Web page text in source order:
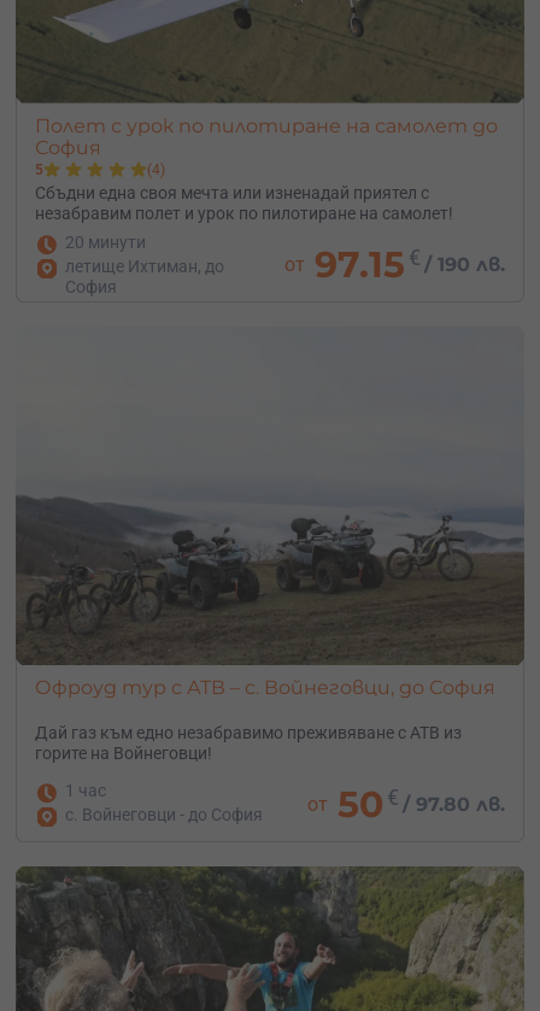
Полет с урок по пилотиране на самолет до
София
5 (4)
Сбъдни една своя мечта или изненадай приятел с
незабравим полет и урок по пилотиране на самолет!
20 минути
летище Ихтиман, до
София
от 97.15 € /190 лв.
Офроуд тур с АТВ – с. Войнеговци, до София
Дай газ към едно незабравимо преживяване с АТВ из
горите на Войнеговци!
1 час
с. Войнеговци - до София
от 50 € /97.80 лв.